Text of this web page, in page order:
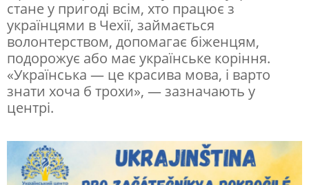
р
т
у
ю
т
ь
о
стане у пригоді всім, хто працює з
українцями в Чехії, займається
волонтерством, допомагає біженцям,
подорожує або має українське коріння.
«Українська — це красива мова, і варто
знати хоча б трохи», — зазначають у
центрі.